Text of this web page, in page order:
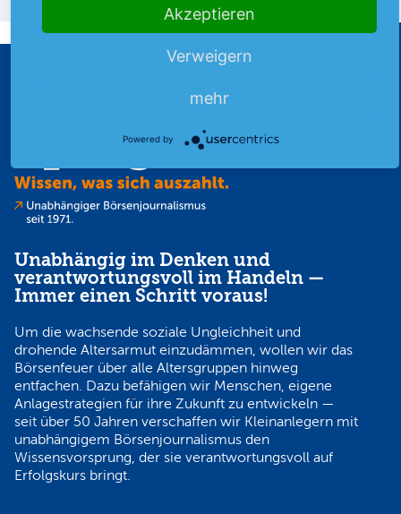
Unabhängig im Denken und
verantwortungsvoll im Handeln —
Immer einen Schritt voraus!
Um die wachsende soziale Ungleichheit und
drohende Altersarmut einzudämmen, wollen wir das
Börsenfeuer über alle Altersgruppen hinweg
entfachen. Dazu befähigen wir Menschen, eigene
Anlagestrategien für ihre Zukunft zu entwickeln —
seit über 50 Jahren verschaffen wir Kleinanlegern mit
unabhängigem Börsenjournalismus den
Wissensvorsprung, der sie verantwortungsvoll auf
Erfolgskurs bringt.
Akzeptieren
Verweigern
mehr
Powered by